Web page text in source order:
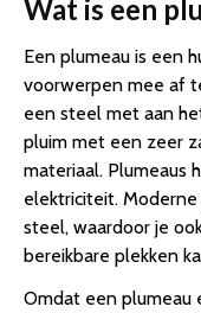
Wat is een
Een plumeau is een
voorwerpen mee af
een steel met aan
pluim met een zeer
materiaal. Plumeaus
elektriciteit.
steel, waardoor je
bereikbare plekken
Omdat een plumeau